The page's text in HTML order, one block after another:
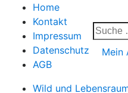
Home
Kontakt
Impressum
Datenschutz
AGB
Mein
Wild und